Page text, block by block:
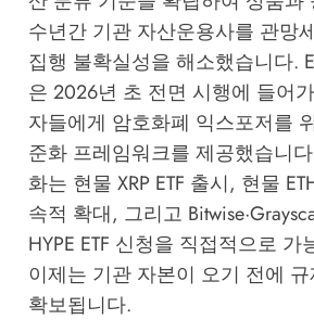
수년간 기관 자산운용사를 관망
집행 불확실성을 해소했습니다.
은 2026년 초 전면 시행에 들어
자들에게 암호화폐 익스포저를
준화 프레임워크를 제공했습니
화는 현물 XRP ETF 출시, 현물
속적 확대, 그리고
HYPE ETF 신청을 직접적으로
이제는 기관 자본이 오기 전에
확보됩니다.